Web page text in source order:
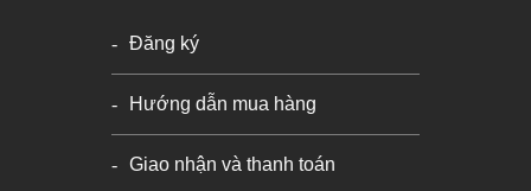
Đăng ký
Hướng dẫn mua hàng
Giao nhận và thanh toán